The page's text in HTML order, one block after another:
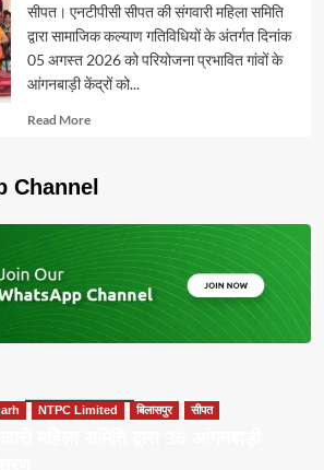
सीपत। एनटीपीसी सीपत की संगवारी महिला समिति
द्वारा सामाजिक कल्याण गतिविधियों के अंतर्गत दिनांक
05 अगस्त 2026 को परियोजना प्रभावित गांवों के
आंगनबाड़ी केंद्रों को...
Read MoreRead
Channel
NTPC Limited बिलासपुर सीपत